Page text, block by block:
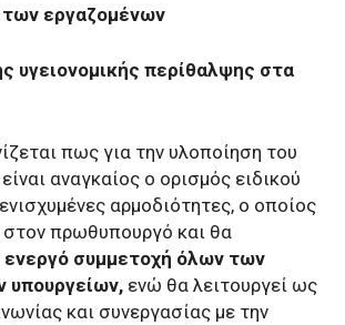
εργαζομένων
υγειονομικής περίθαλψης στα
πως για την υλοποίηση του
αναγκαίος ο ορισμός ειδικού
αρμοδιότητες, ο οποίος
στον πρωθυπουργό και θα
ενεργό συμμετοχή όλων των
υπουργείων, ενώ θα λειτουργεί ως
και συνεργασίας με την